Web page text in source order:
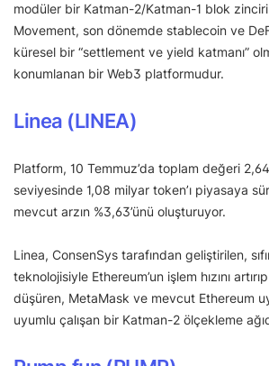
modüler bir Katman-2/Katman-1 blok zinciri
Movement, son dönemde stablecoin ve
küresel bir “settlement ve yield katmanı”
konumlanan bir Web3 platformudur.
Linea (LINEA)
Platform, 10 Temmuz’da toplam değeri
seviyesinde 1,08 milyar token’ı piyasaya
mevcut arzın %3,63’ünü oluşturuyor.
Linea, ConsenSys tarafından geliştirilen,
teknolojisiyle Ethereum’un işlem hızını
düşüren, MetaMask ve mevcut Ethereum
uyumlu çalışan bir Katman-2 ölçekleme